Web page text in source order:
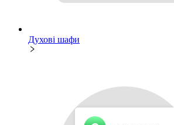
Духові шафи